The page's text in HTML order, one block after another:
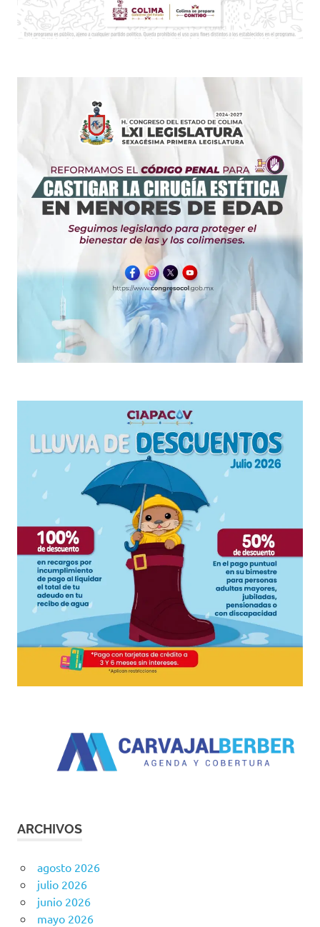
ARCHIVOS
agosto 2026
julio 2026
junio 2026
mayo 2026